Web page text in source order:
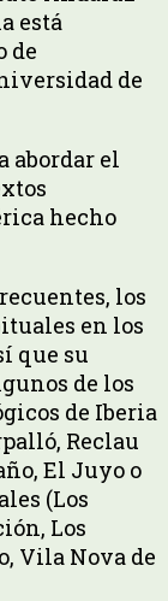
está
de
de
abordar el
hecho
los
en los
que su
de los
de Iberia
Reclau
El Juyo o
(Los
Los
Vila Nova de